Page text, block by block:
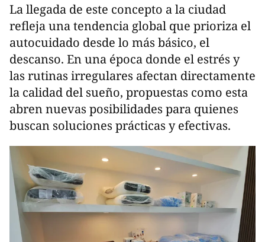
La llegada de este concepto a la ciudad
refleja una tendencia global que prioriza el
autocuidado desde lo más básico, el
descanso. En una época donde el estrés y
las rutinas irregulares afectan directamente
la calidad del sueño, propuestas como esta
abren nuevas posibilidades para quienes
buscan soluciones prácticas y efectivas.